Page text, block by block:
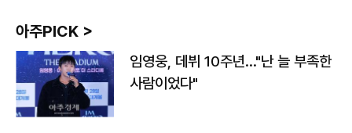
아주PICK >
임영웅, 데뷔 10주년…"난 늘 부족한
사람이었다"